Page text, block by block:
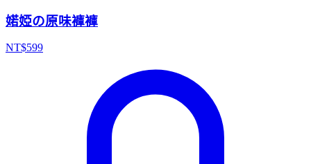
婼婭の原味褲褲
NT$599